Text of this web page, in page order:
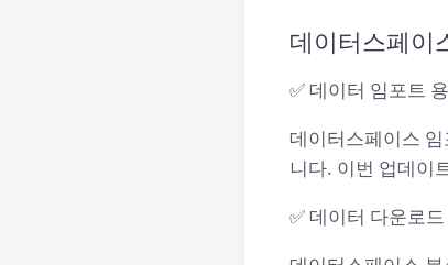
데이터스페이
✅ 데이터 임포트
데이터스페이스
니다. 이번 업데이
✅ 데이터 다운로